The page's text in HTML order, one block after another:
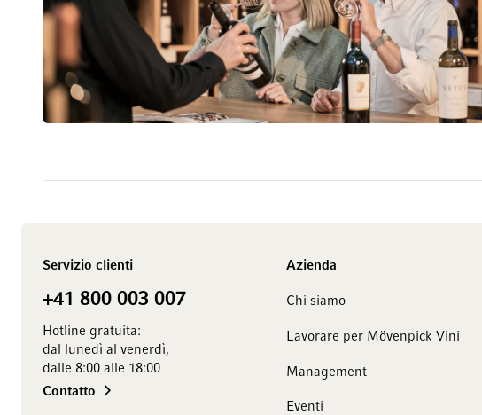
Servizio clienti
+41 800 003 007
Hotline gratuita:
dal lunedì al venerdì,
dalle 8:00 alle 18:00
Contatto
Azienda
Chi siamo
Lavorare per Mövenpick Vini
Management
Eventi